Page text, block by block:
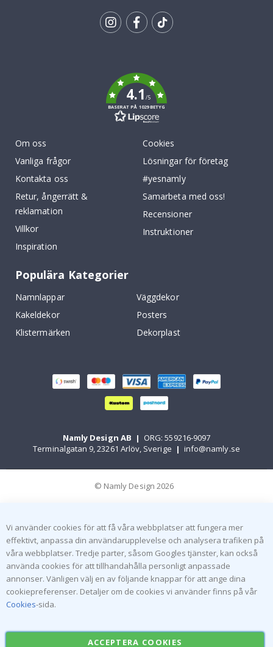
4.1/5
BASERAT PÅ 1029 BETYG
Om oss
Vanliga frågor
Kontakta oss
Retur, ångerrätt &
reklamation
Villkor
Inspiration
Cookies
Lösningar för företag
#yesnamly
Samarbeta med oss!
Recensioner
Instruktioner
Populära Kategorier
Namnlappar
Väggdekor
Kakeldekor
Posters
Klistermärken
Dekorplast
Namly Design AB | ORG: 559216-9097
Terminalgatan 9, 23261 Arlöv, Sverige | info@namly.se
© Namly Design 2026
Vi använder cookies för att få våra webbplatser att fungera mer
effektivt, anpassa din användarupplevelse och analysera trafiken på
våra webbplatser. Tredje parter, såsom Googles tjänster, kan också
använda cookies för att tillhandahålla personligt anpassade
annonser. Vänligen välj en av följande knappar för att ange dina
cookiepreferenser. Detaljer om de cookies vi använder finns på vår
Cookies-sida.
ACCEPTERA COOKIES